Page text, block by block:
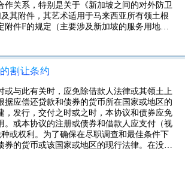
关系，特别是关于《新加坡之间的对外防卫
其附件，其艺术适用于马来西亚所有领土根
附件F的规定（主要涉及新加坡的服务用地）
雇于马来西亚和新加坡，以捍卫英联邦和维
成为新加坡政府雇用的官员。
割让条约
与此有关时，应免除借款人法律或其领土上
应偿还贷款和债券的货币所在国家或地区的
发行，交付之时或之时，本协议和债券应免
或本协议的注册或债券和借款人应支付（视
或权利。为了确保在尽职调查和最佳条件下
的货币或该国家或地区的现行法律。在没有